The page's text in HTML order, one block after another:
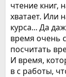
чтение книг,
хватает. Или
курса... Да
время очень
посчитать
И время,
в с работы,